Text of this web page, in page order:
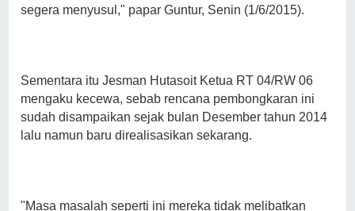
segera menyusul," papar Guntur, Senin (1/6/2015).
Sementara itu Jesman Hutasoit Ketua RT 04/RW 06
mengaku kecewa, sebab rencana pembongkaran ini
sudah disampaikan sejak bulan Desember tahun 2014
lalu namun baru direalisasikan sekarang.
"Masa masalah seperti ini mereka tidak melibatkan